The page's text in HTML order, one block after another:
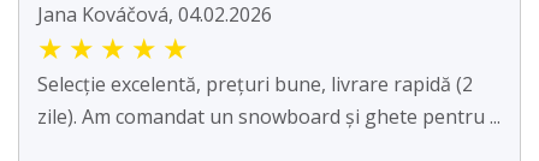
Jana Kováčová, 04.02.2026
★ ★ ★ ★ ★
Selecție excelentă, prețuri bune, livrare rapidă (2
zile). Am comandat un snowboard și ghete pentru ...